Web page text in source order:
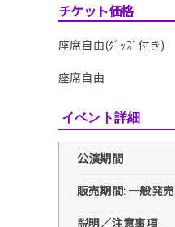
チケット価格
座席自由(ｸﾞｯｽﾞ付き)
座席自由
イベント詳細
公演期間
販売期間: 一般発売
説明／注意事項